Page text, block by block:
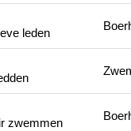
leden
zwemmen